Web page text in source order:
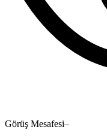
Görüş Mesafesi–